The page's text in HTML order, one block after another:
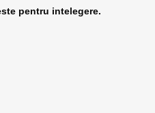
pentru intelegere.